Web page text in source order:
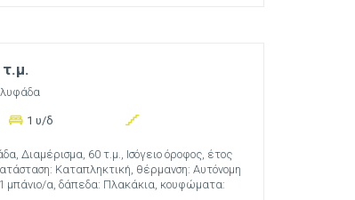
1 υ/δ
Διαμέρισμα, 60 τ.μ., Ισόγειο όροφος, έτος
Καταπληκτική, θέρμανση: Αυτόνομη
μπάνιο/α, δάπεδα: Πλακάκια, κουφώματα: